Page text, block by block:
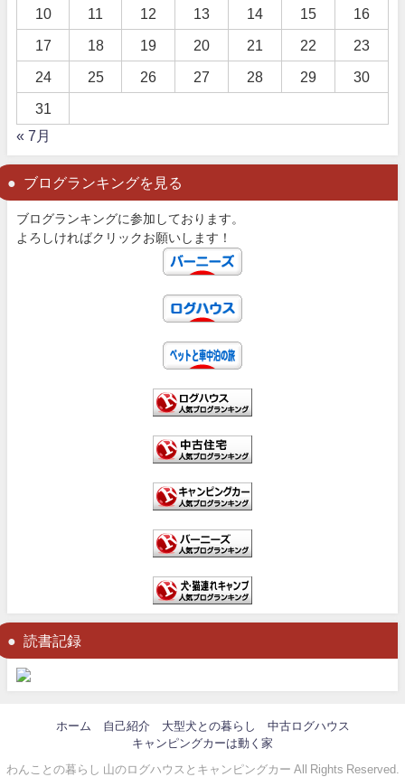
10 11 12 13 14 15 16
17 18 19 20 21 22 23
24 25 26 27 28 29 30
31
« 7月
ブログランキングを見る
ブログランキングに参加しております。
よろしければクリックお願いします！
読書記録
ホーム 自己紹介 大型犬との暮らし
中古ログハウス
キャンピングカーは動く家
わんことの暮らし 山のログハウスとキャンピングカー All Rights Reserved.